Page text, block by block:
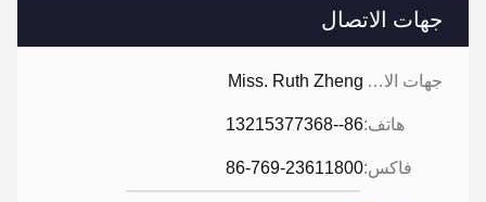
جهات الاتصال
جهات الاتصال: Miss. Ruth Zheng
هاتف:86--13215377368
فاكس:86-769-23611800